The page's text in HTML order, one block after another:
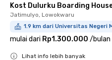
Kost Dulurku Boarding
Jatimulyo, Lowokwaru
1.9 km dari Universitas Negeri
mulai dari Rp1.300.000 /bulan
Lihat info lebih banyak